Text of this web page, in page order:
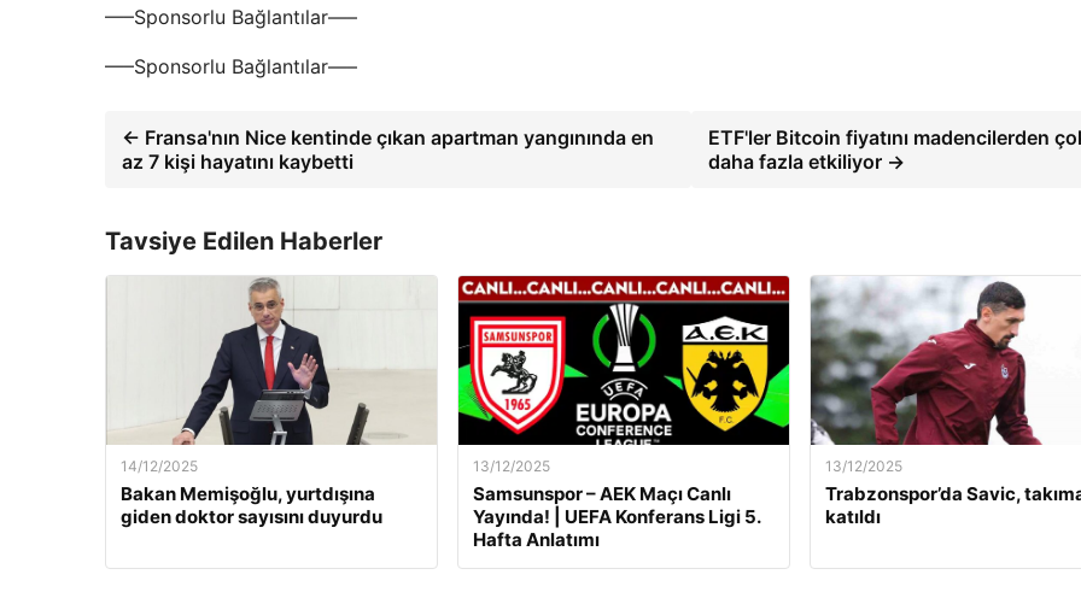
—–Sponsorlu Bağlantılar—–
—–Sponsorlu Bağlantılar—–
← Fransa'nın Nice kentinde çıkan apartman yangınında en
az 7 kişi hayatını kaybetti
ETF'ler Bitcoin fiyatını madencilerden
daha fazla etkiliyor →
Tavsiye Edilen Haberler
14/12/2025
Bakan Memişoğlu, yurtdışına
giden doktor sayısını duyurdu
13/12/2025
Samsunspor – AEK Maçı Canlı
Yayında! | UEFA Konferans Ligi 5.
Hafta Anlatımı
13/12/2025
Trabzonspor’da Savic,
katıldı